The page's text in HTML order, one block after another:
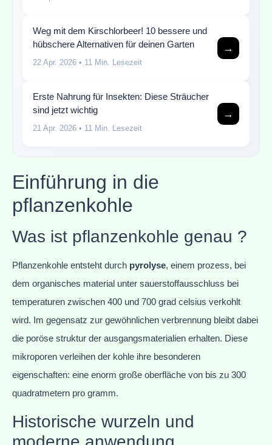
Weg mit dem Kirschlorbeer! 10 bessere und
hübschere Alternativen für deinen Garten
22 Apr. 2026 • 11 Min. Lesezeit
→
Erste Nahrung für Insekten: Diese Sträucher
sind jetzt wichtig
21 Apr. 2026 • 11 Min. Lesezeit
→
Einführung in die
pflanzenkohle
Was ist pflanzenkohle genau ?
Pflanzenkohle entsteht durch pyrolyse, einem prozess, bei
dem organisches material unter sauerstoffausschluss bei
temperaturen zwischen 400 und 700 grad celsius verkohlt
wird. Im gegensatz zur gewöhnlichen verbrennung bleibt dabei
die poröse struktur der ausgangsmaterialien erhalten. Diese
mikroporen verleihen der kohle ihre besonderen
eigenschaften: eine enorm große oberfläche von bis zu 300
quadratmetern pro gramm.
Historische wurzeln und